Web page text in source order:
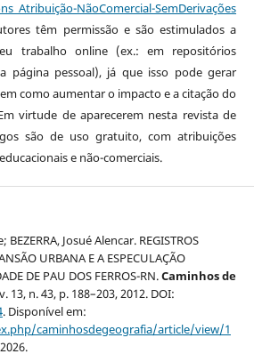
Atribuição-NãoComercial-SemDerivações
têm permissão e são estimulados a
trabalho online (ex.: em repositórios
página pessoal), já que isso pode gerar
como aumentar o impacto e a citação do
virtude de aparecerem nesta revista de
são de uso gratuito, com atribuições
e não-comerciais.
BEZERRA, Josué Alencar. REGISTROS
URBANA E A ESPECULAÇÃO
DE PAU DOS FERROS-RN.Caminhos de
13, n. 43, p. 188–203, 2012. DOI:
. Disponível em:
caminhosdegeografia/article/view/1